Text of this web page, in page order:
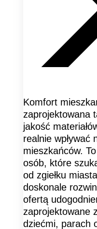
Komfort
zaprojektowana
jakość
realnie wpływać
mieszkańców.
osób, które
od zgiełku
doskonale
ofertą
zaprojektowane
dziećmi, parach